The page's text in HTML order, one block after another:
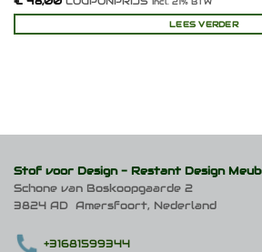
LEES VERDER
Stof voor Design - Restant Design
Schone van Boskoopgaarde 2
3824 AD Amersfoort, Nederland
+31681599344